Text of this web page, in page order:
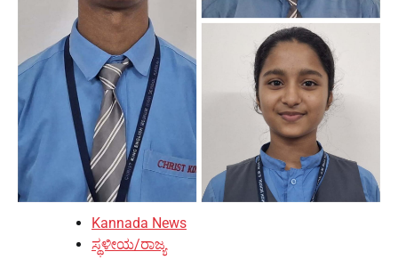
Kannada News
ಸ್ಥಳೀಯ/ರಾಜ್ಯ